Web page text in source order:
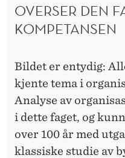
OVERSER DEN
KOMPETANSEN
Bildet er entydig:
kjente tema i
Analyse av
i dette faget, og
over 100 år med
klassiske studie av